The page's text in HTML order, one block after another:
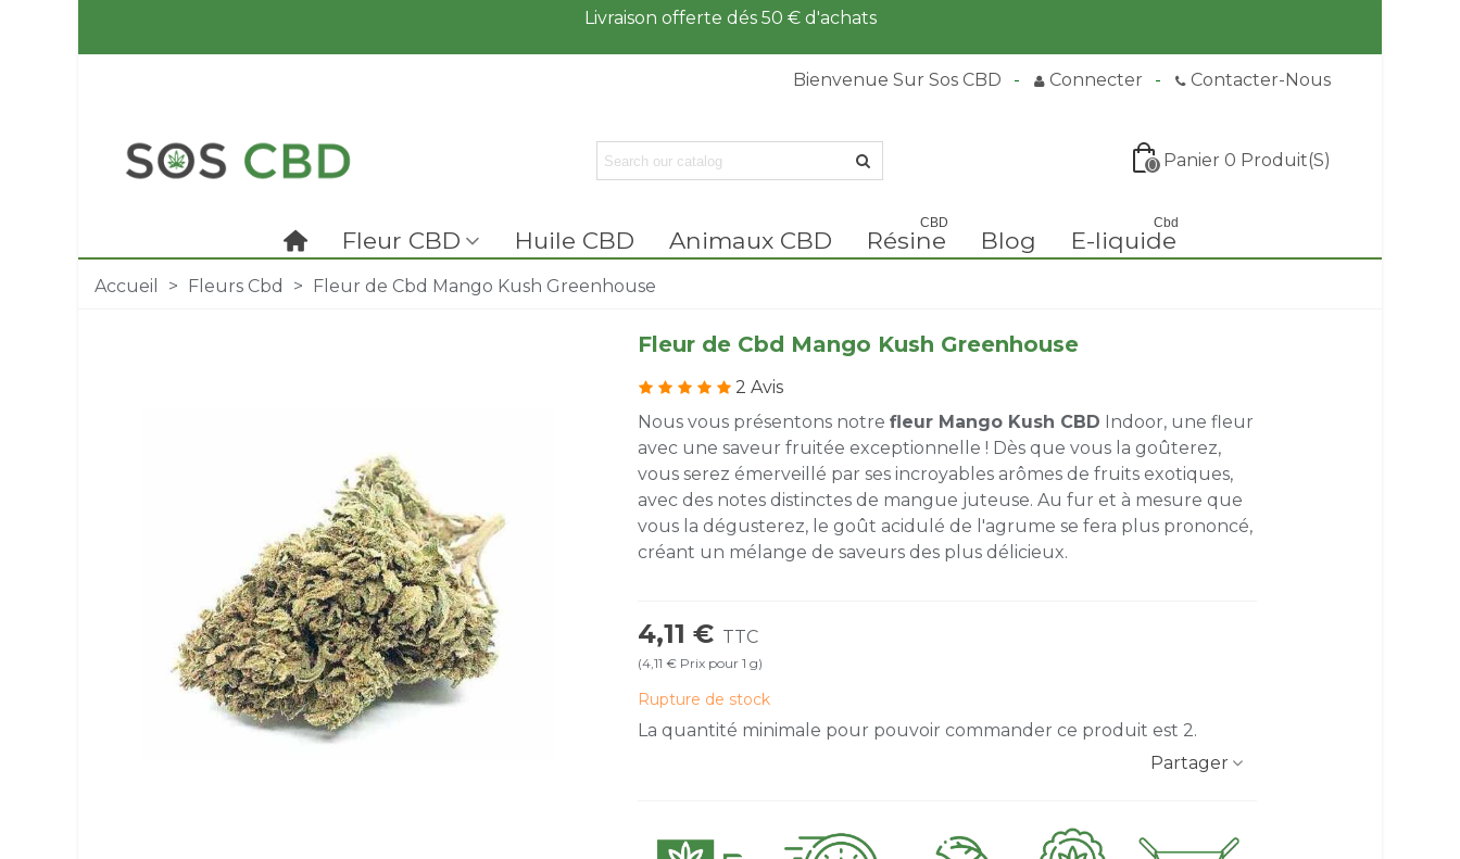
Livraison offerte dés 50 € d'achats
Bienvenue Sur Sos CBD Connecter Contacter-Nous
0 Panier 0 Produit(s)
Fleur CBD Huile CBD Animaux CBD Résine
CBD
Blog E-liquide
Cbd
Accueil > Fleurs Cbd > Fleur de Cbd Mango Kush Greenhouse
Fleur de Cbd Mango Kush Greenhouse
2 Avis
Nous vous présentons notre fleur Mango Kush CBD Indoor, une fleur
avec une saveur fruitée exceptionnelle ! Dès que vous la goûterez,
vous serez émerveillé par ses incroyables arômes de fruits exotiques,
avec des notes distinctes de mangue juteuse. Au fur et à mesure que
vous la dégusterez, le goût acidulé de l'agrume se fera plus prononcé,
créant un mélange de saveurs des plus délicieux.
4,11 € TTC
(4,11 € Prix pour 1 g)
Rupture de stock
La quantité minimale pour pouvoir commander ce produit est 2.
Partager